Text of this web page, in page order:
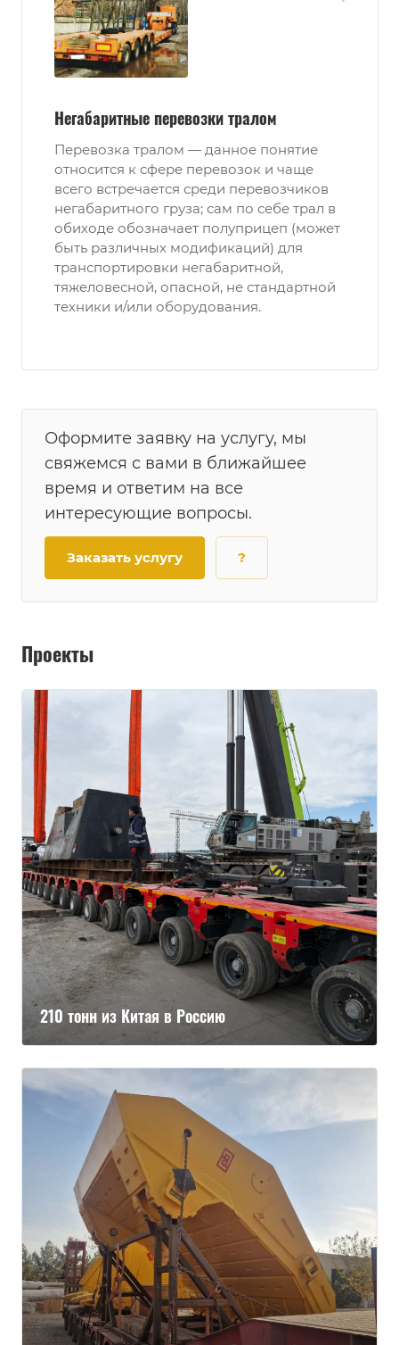
Негабаритные перевозки тралом
Перевозка тралом — данное понятие
относится к сфере перевозок и чаще
всего встречается среди перевозчиков
негабаритного груза; сам по себе трал в
обиходе обозначает полуприцеп (может
быть различных модификаций) для
транспортировки негабаритной,
тяжеловесной, опасной, не стандартной
техники и/или оборудования.
Оформите заявку на услугу, мы
свяжемся с вами в ближайшее
время и ответим на все
интересующие вопросы.
Заказать услугу ?
Проекты
210 тонн из Китая в Россию